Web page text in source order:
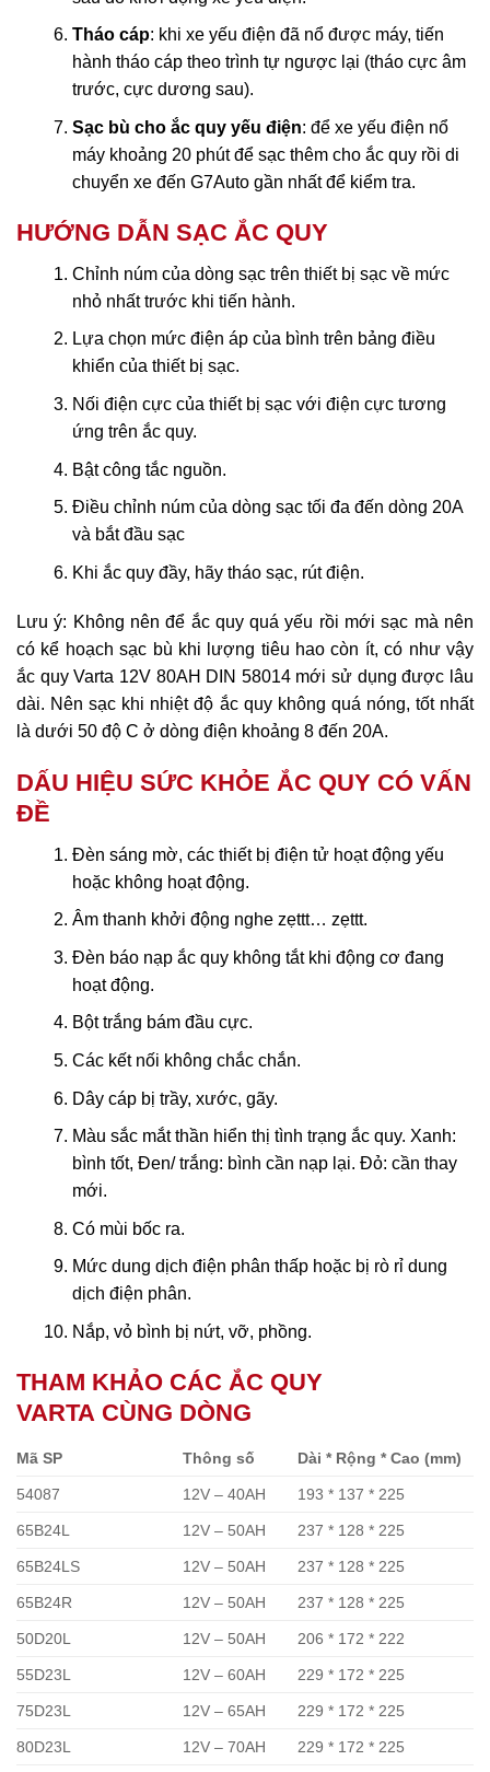
Tháo cáp: khi xe yếu điện đã nổ được máy, tiến
hành tháo cáp theo trình tự ngược lại (tháo cực âm
trước, cực dương sau).
Sạc bù cho ắc quy yếu điện: để xe yếu điện nổ
máy khoảng 20 phút để sạc thêm cho ắc quy rồi di
chuyển xe đến G7Auto gần nhất để kiểm tra.
HƯỚNG DẪN SẠC ẮC QUY
Chỉnh núm của dòng sạc trên thiết bị sạc về mức
nhỏ nhất trước khi tiến hành.
Lựa chọn mức điện áp của bình trên bảng điều
khiển của thiết bị sạc.
Nối điện cực của thiết bị sạc với điện cực tương
ứng trên ắc quy.
Bật công tắc nguồn.
Điều chỉnh núm của dòng sạc tối đa đến dòng 20A
và bắt đầu sạc
Khi ắc quy đầy, hãy tháo sạc, rút điện.
Lưu ý: Không nên để ắc quy quá yếu rồi mới sạc mà nên
có kể hoạch sạc bù khi lượng tiêu hao còn ít, có như vậy
ắc quy Varta 12V 80AH DIN 58014 mới sử dụng được lâu
dài. Nên sạc khi nhiệt độ ắc quy không quá nóng, tốt nhất
là dưới 50 độ C ở dòng điện khoảng 8 đến 20A.
DẤU HIỆU SỨC KHỎE ẮC QUY CÓ VẤN
ĐỀ
Đèn sáng mờ, các thiết bị điện tử hoạt động yếu
hoặc không hoạt động.
Âm thanh khởi động nghe zẹttt… zẹttt.
Đèn báo nạp ắc quy không tắt khi động cơ đang
hoạt động.
Bột trắng bám đầu cực.
Các kết nối không chắc chắn.
Dây cáp bị trầy, xước, gãy.
Màu sắc mắt thần hiển thị tình trạng ắc quy. Xanh:
bình tốt, Đen/ trắng: bình cần nạp lại. Đỏ: cần thay
mới.
Có mùi bốc ra.
Mức dung dịch điện phân thấp hoặc bị rò rỉ dung
dịch điện phân.
Nắp, vỏ bình bị nứt, vỡ, phồng.
THAM KHẢO CÁC ẮC QUY
VARTA CÙNG DÒNG
Mã SP Thông số Dài * Rộng * Cao (mm)
54087 12V – 40AH 193 * 137 * 225
65B24L 12V – 50AH 237 * 128 * 225
65B24LS 12V – 50AH 237 * 128 * 225
65B24R 12V – 50AH 237 * 128 * 225
50D20L 12V – 50AH 206 * 172 * 222
55D23L 12V – 60AH 229 * 172 * 225
75D23L 12V – 65AH 229 * 172 * 225
80D23L 12V – 70AH 229 * 172 * 225